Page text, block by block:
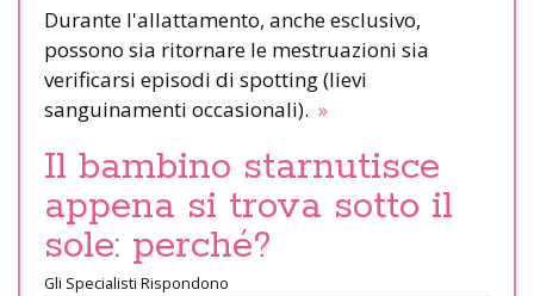
Durante l'allattamento, anche esclusivo,
possono sia ritornare le mestruazioni sia
verificarsi episodi di spotting (lievi
sanguinamenti occasionali). »
Il bambino starnutisce
appena si trova sotto il
sole: perché?
Gli Specialisti Rispondono